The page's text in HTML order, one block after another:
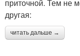
приточной. Тем не
другая:
читать дальше →